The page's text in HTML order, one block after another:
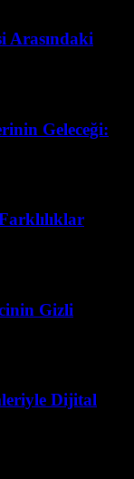
Arasındaki
Geleceği:
Gizli
Dijital